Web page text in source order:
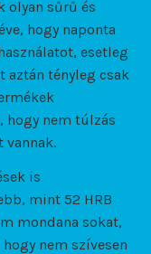
olyan sűrű és
hogy naponta
esetleg
tényleg csak
hogy nem túlzás
is
mint 52 HRB
mondana sokat,
nem szívesen